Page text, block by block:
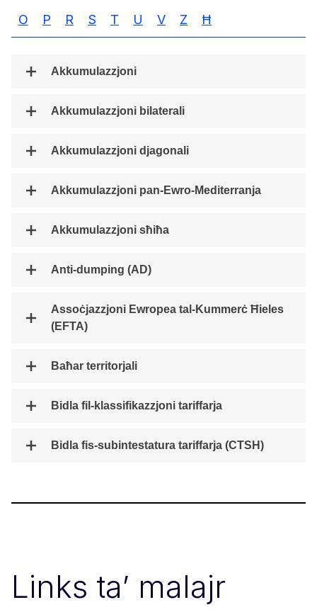
O P R S T U V Z Ħ
Akkumulazzjoni
Akkumulazzjoni bilaterali
Akkumulazzjoni djagonali
Akkumulazzjoni pan-Ewro-Mediterranja
Akkumulazzjoni sħiħa
Anti-dumping (AD)
Assoċjazzjoni Ewropea tal-Kummerċ Ħieles
(EFTA)
Baħar territorjali
Bidla fil-klassifikazzjoni tariffarja
Bidla fis-subintestatura tariffarja (CTSH)
Links ta’ malajr